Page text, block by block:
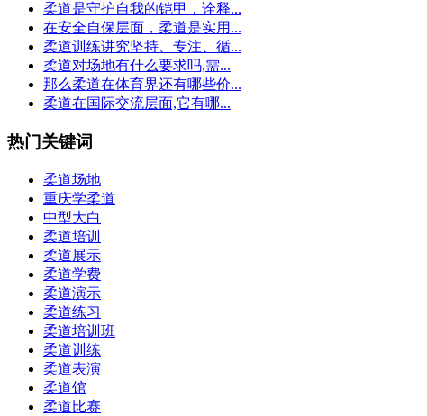
柔道是守护自我的铠甲，诠释...
在安全自保层面，柔道是实用...
柔道训练讲究坚持、专注、循...
柔道对场地有什么要求吗,需...
那么柔道在体育界还有哪些价...
柔道在国际交流层面,它有哪...
热门关键词
柔道场地
重庆学柔道
中型大白
柔道培训
柔道展示
柔道学费
柔道演示
柔道练习
柔道培训班
柔道训练
柔道表演
柔道馆
柔道比赛